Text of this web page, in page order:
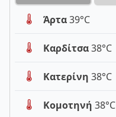
Άρτα39°C
Καρδίτσα38°C
Κατερίνη 38°C
Κομοτηνή 38°C